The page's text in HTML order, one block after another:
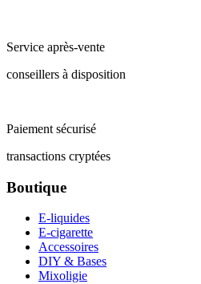
Service après-vente
conseillers à disposition
Paiement sécurisé
transactions cryptées
Boutique
E-liquides
E-cigarette
Accessoires
DIY & Bases
Mixoligie